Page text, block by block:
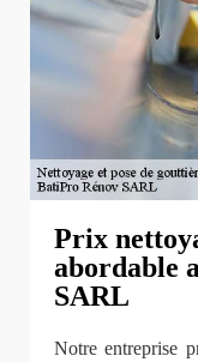
Prix
abordable
SARL
Notre entreprise